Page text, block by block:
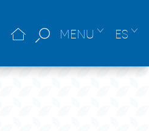
MENU ES